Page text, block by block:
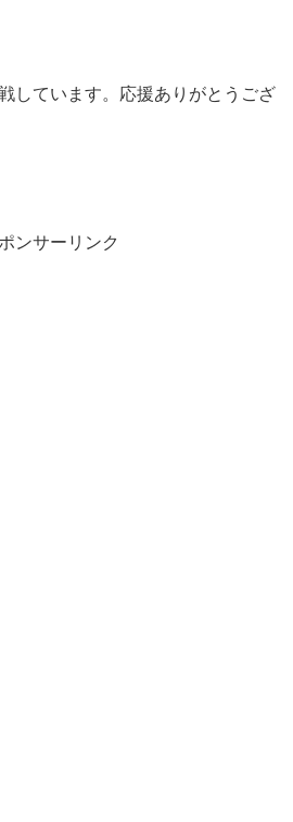
しています。応援ありがとうござ
ンサーリンク